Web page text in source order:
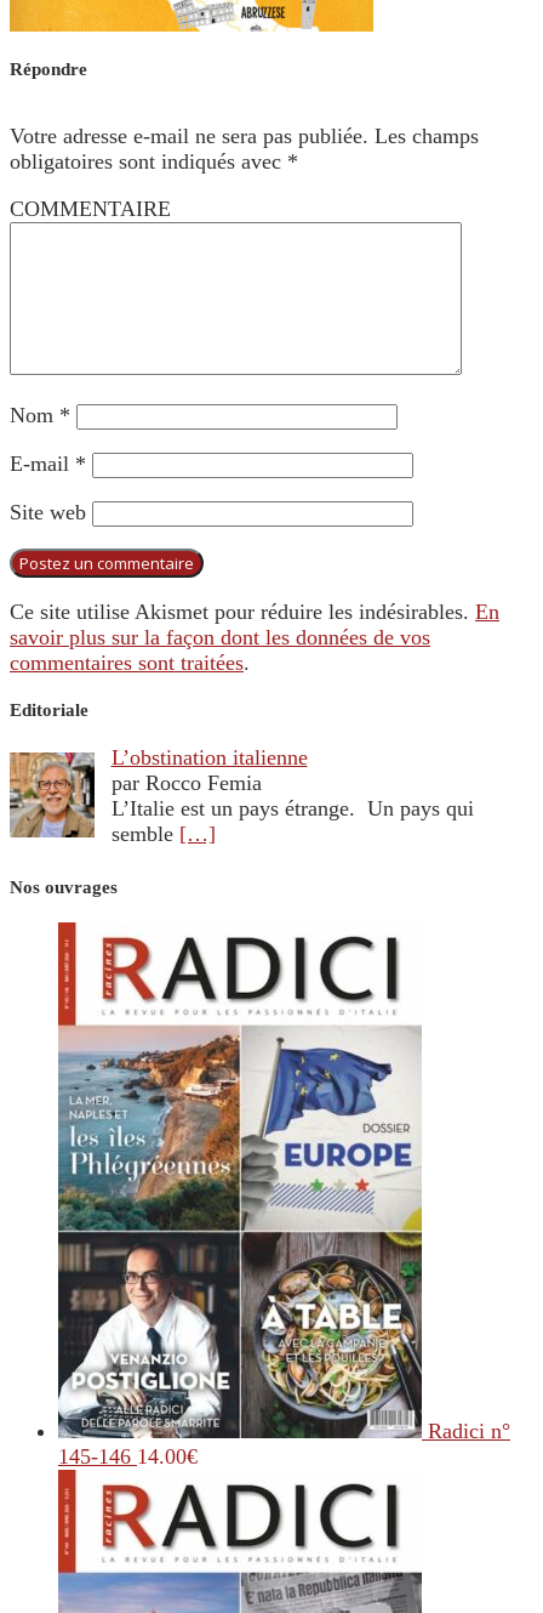
Répondre
Votre adresse e-mail ne sera pas publiée. Les champs
obligatoires sont indiqués avec *
COMMENTAIRE
Nom *
E-mail *
Site web
Ce site utilise Akismet pour réduire les indésirables. En
savoir plus sur la façon dont les données de vos
commentaires sont traitées.
Editoriale
L’obstination italienne
par Rocco Femia
L’Italie est un pays étrange. Un pays qui
semble […]
Nos ouvrages
Radici n°
145-146 14.00€